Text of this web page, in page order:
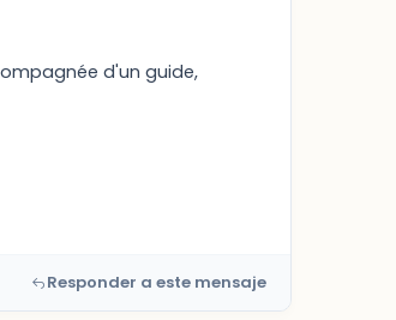
d'un guide,
Responder a este mensaje